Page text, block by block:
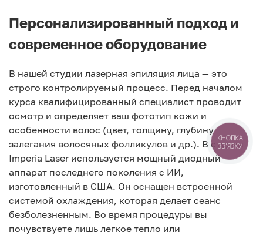
Персонализированный подход и
современное оборудование
В нашей студии лазерная эпиляция лица — это
строго контролируемый процесс. Перед началом
курса квалифицированный специалист проводит
осмотр и определяет ваш фототип кожи и
особенности волос (цвет, толщину, глубину
залегания волосяных фолликулов и др.). В студии
Imperia Laser используется мощный диодный
аппарат последнего поколения с ИИ,
изготовленный в США. Он оснащен встроенной
системой охлаждения, которая делает сеанс
безболезненным. Во время процедуры вы
почувствуете лишь легкое тепло или
КНОПКА
ЗВ'ЯЗКУ